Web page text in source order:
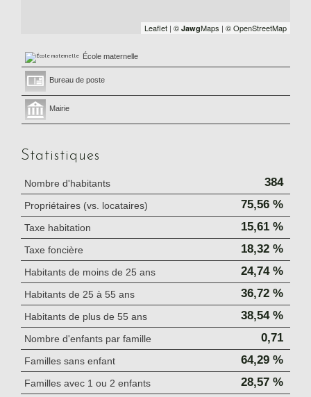
Leaflet | © JawgMaps | © OpenStreetMap
École maternelle
Bureau de poste
Mairie
Statistiques
Nombre d'habitants 384
Propriétaires (vs. locataires) 75,56 %
Taxe habitation 15,61 %
Taxe foncière 18,32 %
Habitants de moins de 25 ans 24,74 %
Habitants de 25 à 55 ans 36,72 %
Habitants de plus de 55 ans 38,54 %
Nombre d'enfants par famille 0,71
Familles sans enfant 64,29 %
Familles avec 1 ou 2 enfants 28,57 %